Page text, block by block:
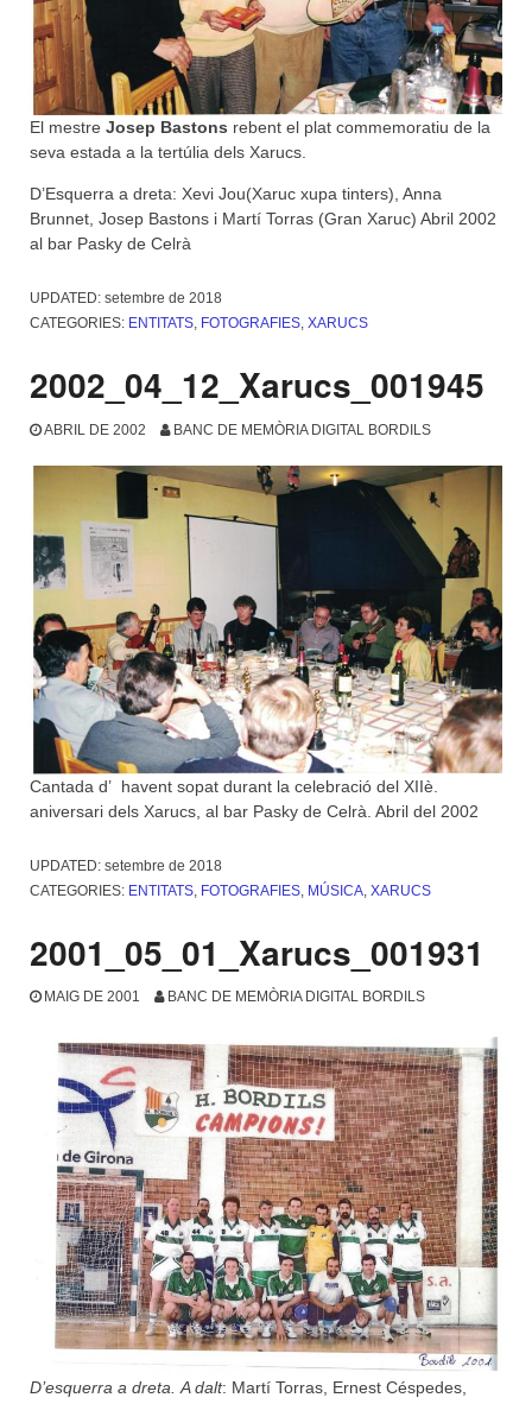
El mestre Josep Bastons rebent el plat commemoratiu de la
seva estada a la tertúlia dels Xarucs.
D’Esquerra a dreta: Xevi Jou(Xaruc xupa tinters), Anna
Brunnet, Josep Bastons i Martí Torras (Gran Xaruc) Abril 2002
al bar Pasky de Celrà
UPDATED: setembre de 2018
CATEGORIES: ENTITATS, FOTOGRAFIES, XARUCS
2002_04_12_Xarucs_001945
ABRIL DE 2002 BANC DE MEMÒRIA DIGITAL BORDILS
Cantada d’ havent sopat durant la celebració del XIIè.
aniversari dels Xarucs, al bar Pasky de Celrà. Abril del 2002
UPDATED: setembre de 2018
CATEGORIES: ENTITATS FOTOGRAFIES MÚSICA XARUCS
2001_05_01_Xarucs_001931
MAIG DE 2001 BANC DE MEMÒRIA DIGITAL BORDILS
D’esquerra a dreta. A dalt: Martí Torras, Ernest Céspedes,